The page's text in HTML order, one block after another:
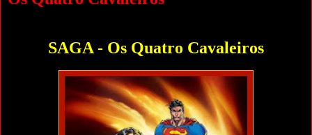
SAGA - Os Quatro Cavaleiros